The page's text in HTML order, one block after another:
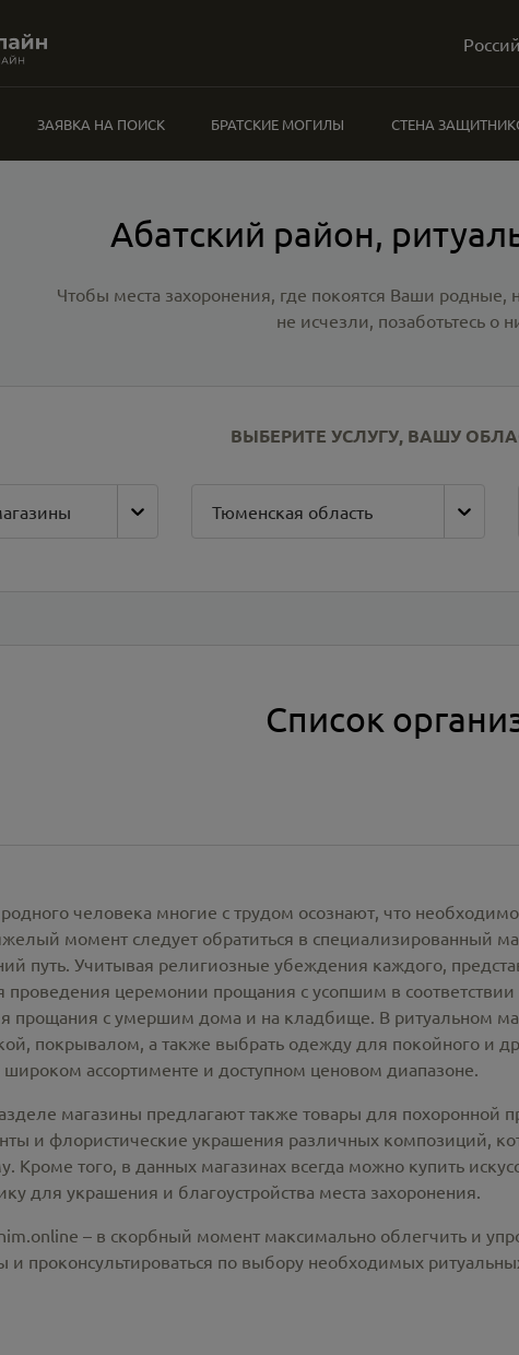
ЗАЯВКА НА ПОИСК БРАТСКИЕ МОГИЛЫ СТЕНА
Абатский район,
Чтобы места захоронения, где покоятся Ваши
не исчезли, позаботьтесь о
ВЫБЕРИТЕ УСЛУГУ, ВАШУ
Тюменская область
Список
человека многие с трудом осознают, что
момент следует обратиться в специализированный
путь. Учитывая религиозные убеждения каждого,
проведения церемонии прощания с усопшим в
прощания с умершим дома и на кладбище. В ритуальном
покрывалом, а также выбрать одежду для покойного и
ассортименте и доступном ценовом диапазоне.
магазины предлагают также товары для похоронной
и флористические украшения различных композиций,
Кроме того, в данных магазинах всегда можно купить
для украшения и благоустройства места захоронения.
– в скорбный момент максимально облегчить и
проконсультироваться по выбору необходимых